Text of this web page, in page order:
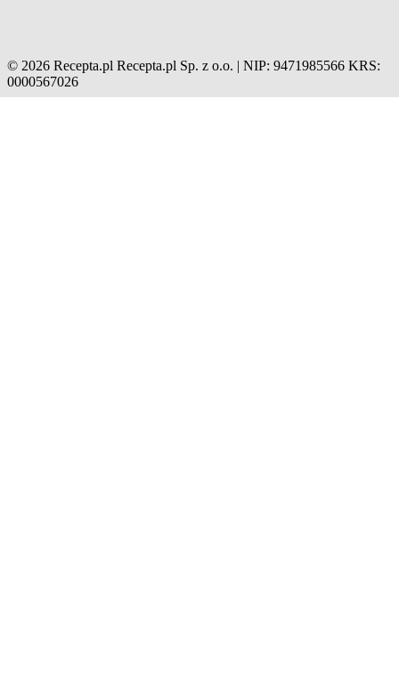
© 2026 Recepta.pl Recepta.pl Sp. z o.o. | NIP: 9471985566 KRS:
0000567026